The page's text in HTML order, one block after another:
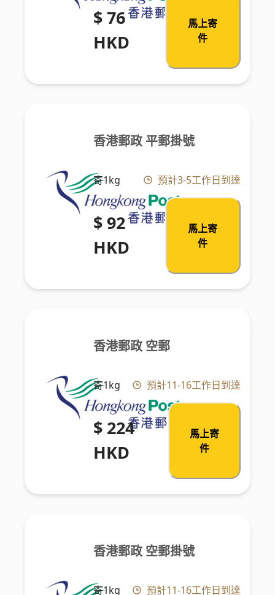
$ 76
HKD
馬上寄
件
香港郵政 平郵掛號
寄1kg 預計3-5工作日到達
$ 92
HKD
馬上寄
件
香港郵政 空郵
寄1kg 預計11-16工作日到達
$ 224
HKD
馬上寄
件
香港郵政 空郵掛號
寄1kg 預計11-16工作日到達